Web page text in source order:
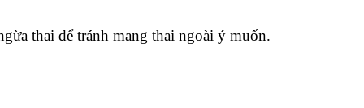
thai để tránh mang thai ngoài ý muốn.